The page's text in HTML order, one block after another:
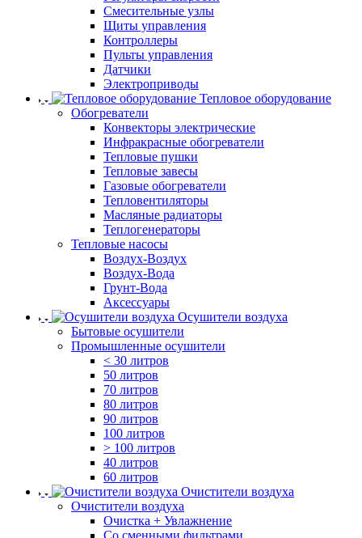
Смесительные узлы
Щиты управления
Контроллеры
Пульты управления
Датчики
Электроприводы
Тепловое оборудование
Обогреватели
Конвекторы электрические
Инфракрасные обогреватели
Тепловые пушки
Тепловые завесы
Газовые обогреватели
Тепловентиляторы
Масляные радиаторы
Теплогенераторы
Тепловые насосы
Воздух-Воздух
Воздух-Вода
Грунт-Вода
Аксессуары
Осушители воздуха
Бытовые осушители
Промышленные осушители
< 30 литров
50 литров
70 литров
80 литров
90 литров
100 литров
> 100 литров
40 литров
60 литров
Очистители воздуха
Очистители воздуха
Очистка + Увлажнение
Cо сменными фильтрами